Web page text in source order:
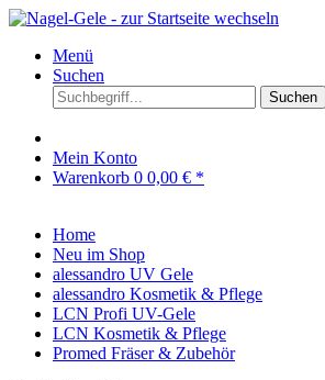
Menü
Suchen
Suchen
Mein Konto
Warenkorb 0 0,00 € *
Home
Neu im Shop
alessandro UV Gele
alessandro Kosmetik & Pflege
LCN Profi UV-Gele
LCN Kosmetik & Pflege
Promed Fräser & Zubehör